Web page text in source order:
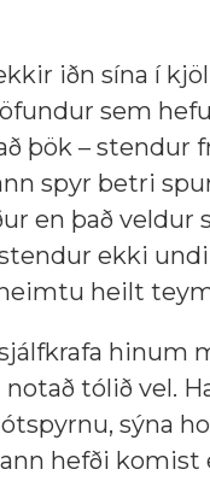
iðn sína í
sem
þök – stendur
spyr betri
en það veldur
ekki
heilt
hinum
tólið vel.
sýna
hefði komist